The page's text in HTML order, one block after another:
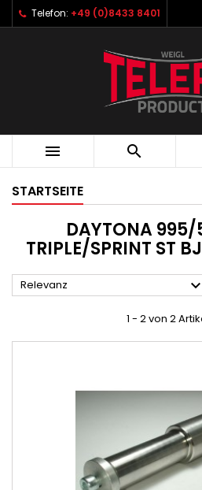
Telefon: +49 (0)8433 8401
 
STARTSEITE
DAYTONA 995/
TRIPLE/SPRINT ST
Relevanz 
1 - 2 von 2